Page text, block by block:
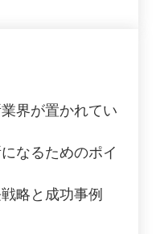
界が置かれてい
なるためのポイ
略と成功事例